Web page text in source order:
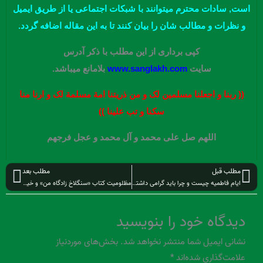
است, سادات محترم میتوانند با شبکات اجتماعی یا از طریق ایمیل
و نظرات و مطالب شان را بیان کنند تا به این مقاله اضافه گردد.
کپی برداری از این مطلب با ذکر آدرس
سایتwww.sanglakh.com بلامانع میباشد.
(( ربنا و اجعلنا مسلمین لک و من ذریتنا امة مسلمة لک و ارنا منا
سکنا و تب علینا ))
اللهم صل علی محمد و آل محمد و عجل فرجهم
قبلی
مطلب قبل
ایام فاطمیه چیست و چرا باید گرامی داشته شود؟
مطلب بعد
مظلومیت کتاب «سنگلاخ زادگاه من» و خیانت نابخشودنی جاعل
دیدگاه‌ خود را بنویسید
نشانی ایمیل شما منتشر نخواهد شد. بخش‌های موردنیاز
علامت‌گذاری شده‌اند*